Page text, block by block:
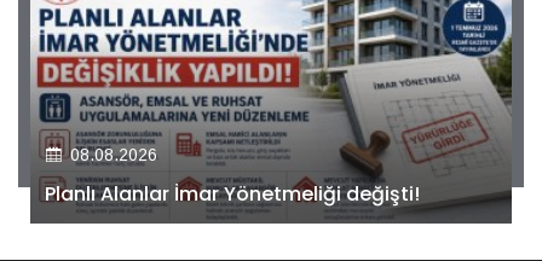
08.08.2026
Kiler GYO’dan Pendik Dolayoba projesiyle ilgili
önemli adım!